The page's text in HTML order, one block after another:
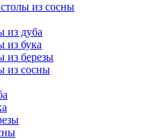
из сосны
из дуба
из бука
из березы
из сосны